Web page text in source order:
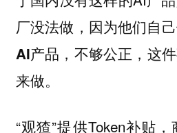
厂没法做，因为他们自
AI产品，不够公正 ，这
来做。
“观猹”提供Token补贴